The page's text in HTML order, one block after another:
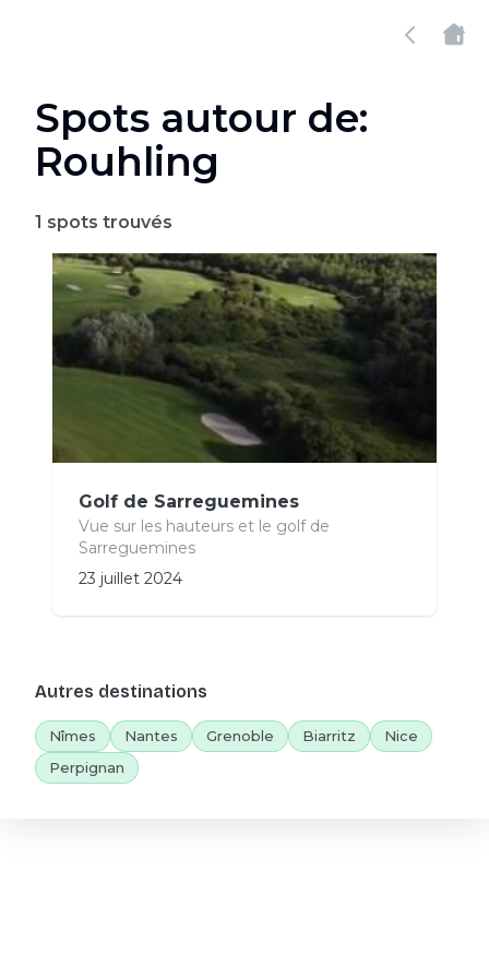
Spots autour de:
Rouhling
1 spots trouvés
Golf de Sarreguemines
Vue sur les hauteurs et le golf de
Sarreguemines
23 juillet 2024
Autres destinations
Nîmes Nantes Grenoble Biarritz
Nice
Perpignan